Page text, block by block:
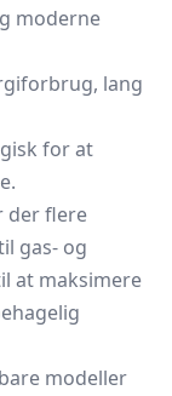
moderne
lang
for at
der flere
gas- og
at maksimere
modeller